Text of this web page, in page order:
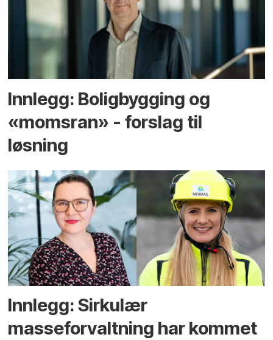
Innlegg: Boligbygging og
«momsran» - forslag til
løsning
Innlegg: Sirkulær
masseforvaltning har kommet